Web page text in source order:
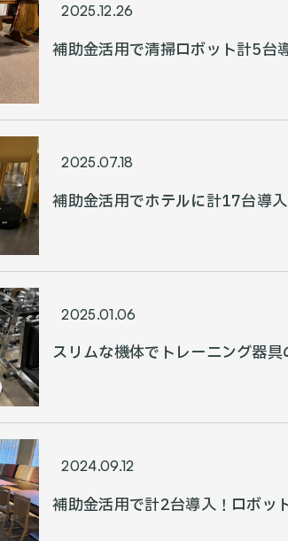
2025.12.26
補助金活用で清掃ロボット計5台
2025.07.18
補助金活用でホテルに計17台導
2025.01.06
スリムな機体でトレーニング器
2024.09.12
補助金活用で計2台導入！ロボッ